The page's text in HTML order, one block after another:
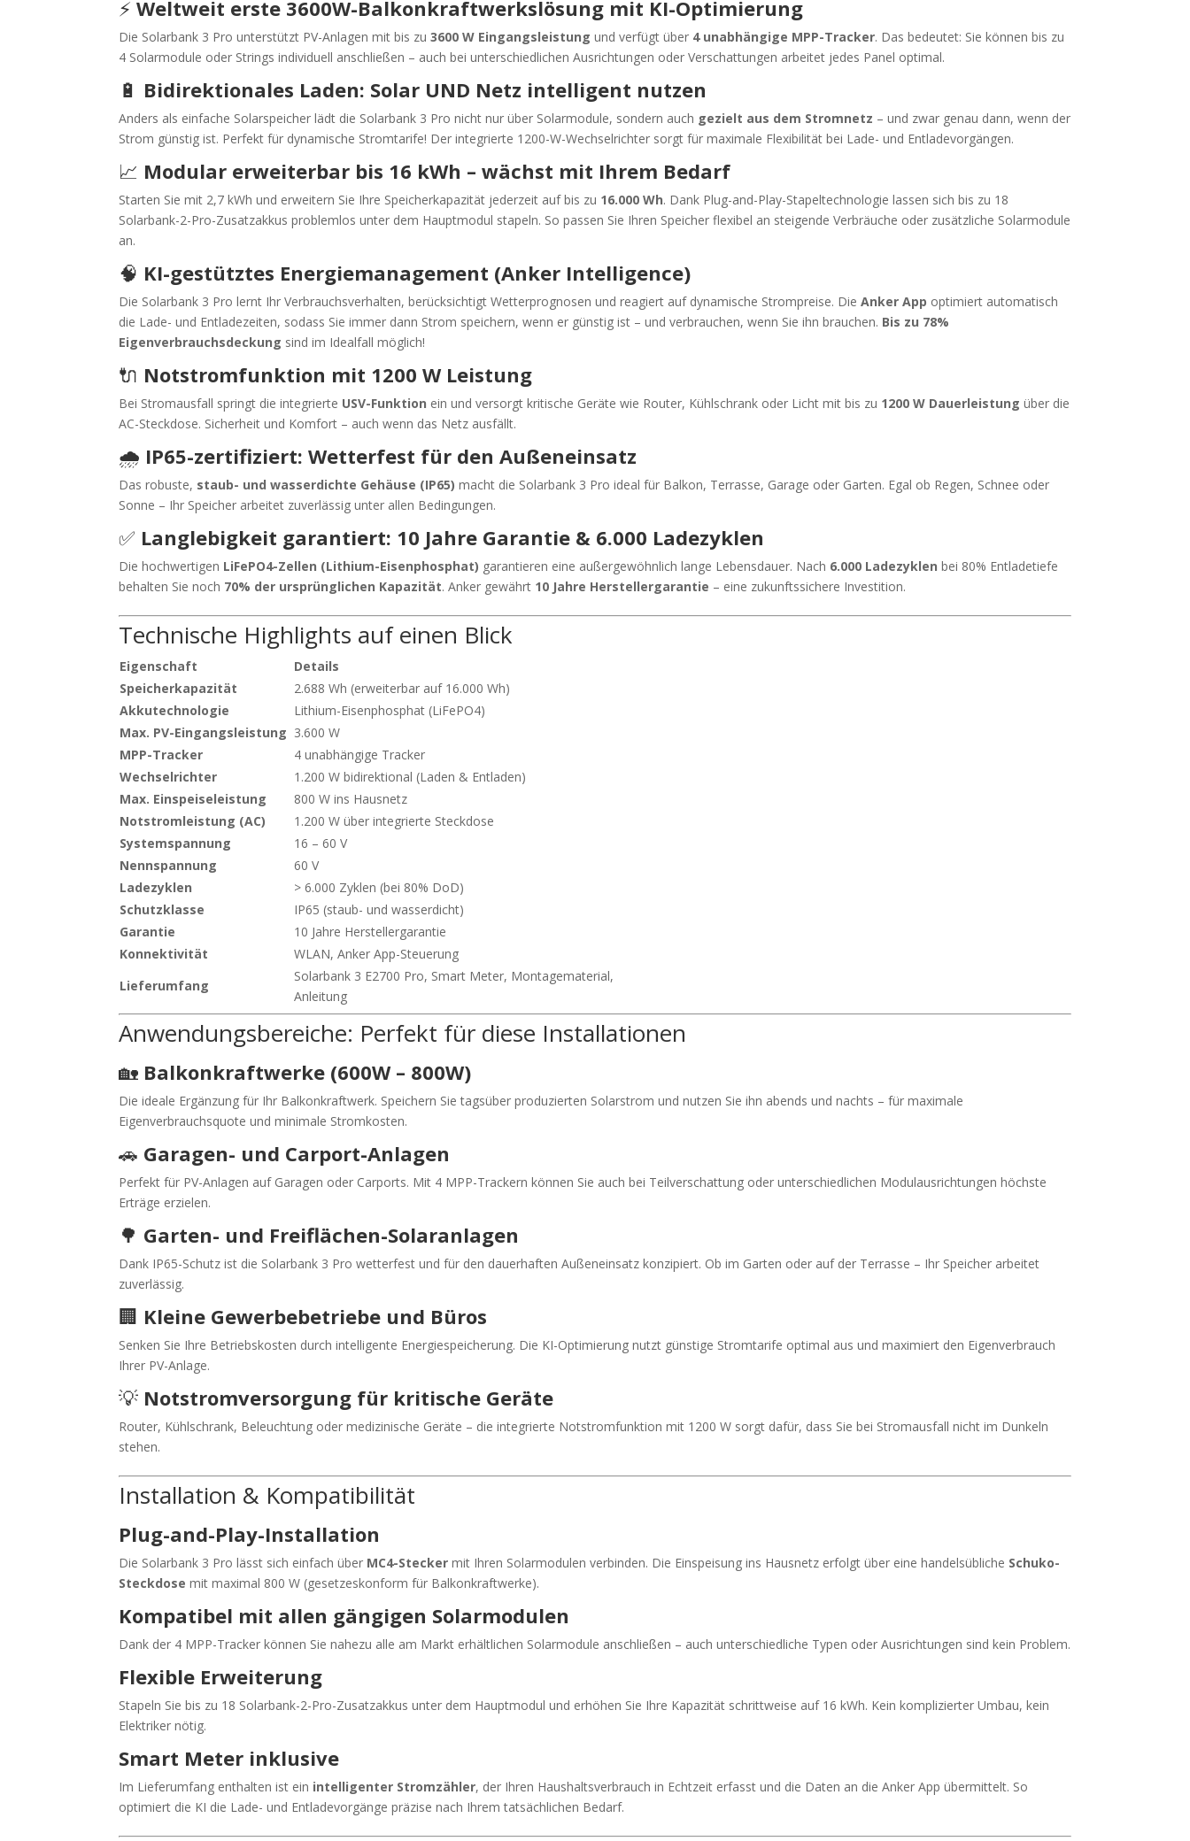
⚡Weltweit erste 3600W-Balkonkraftwerkslösung mit KI-Optimierung
Die Solarbank 3 Pro unterstützt PV-Anlagen mit bis zu3600 W Eingangsleistung und verfügt über 4 unabhängige MPP-Tracker. Das bedeutet: Sie können bis zu
4 Solarmodule oder Strings individuell anschließen – auch bei unterschiedlichen Ausrichtungen oder Verschattungen arbeitet jedes Panel optimal.
🔋 Bidirektionales Laden: Solar UND Netz intelligent nutzen
Anders als einfache Solarspeicher lädt die Solarbank 3 Pro nicht nur über Solarmodule, sondern auch gezielt aus dem Stromnetz – und zwar genau dann, wenn der
Strom günstig ist. Perfekt für dynamische Stromtarife! Der integrierte 1200-W-Wechselrichter sorgt für maximale Flexibilität bei Lade- und Entladevorgängen.
📈 Modular erweiterbar bis 16 kWh – wächst mit Ihrem Bedarf
Starten Sie mit 2,7 kWh und erweitern Sie Ihre Speicherkapazität jederzeit auf bis zu 16.000 Wh. Dank Plug-and-Play-Stapeltechnologie lassen sich bis zu 18
Solarbank-2-Pro-Zusatzakkus problemlos unter dem Hauptmodul stapeln. So passen Sie Ihren Speicher flexibel an steigende Verbräuche oder zusätzliche Solarmodule
an.
🧠 KI-gestütztes Energiemanagement (Anker Intelligence)
Die Solarbank 3 Pro lernt Ihr Verbrauchsverhalten, berücksichtigt Wetterprognosen und reagiert auf dynamische Strompreise. DieAnker App optimiert automatisch
die Lade- und Entladezeiten, sodass Sie immer dann Strom speichern, wenn er günstig ist – und verbrauchen, wenn Sie ihn brauchen. Bis zu 78%
Eigenverbrauchsdeckung sind im Idealfall möglich!
🔌 Notstromfunktion mit 1200 W Leistung
Bei Stromausfall springt die integrierte USV-Funktion ein und versorgt kritische Geräte wie Router, Kühlschrank oder Licht mit bis zu 1200 W Dauerleistung über die
AC-Steckdose. Sicherheit und Komfort – auch wenn das Netz ausfällt.
🌧️ IP65-zertifiziert: Wetterfest für den Außeneinsatz
Das robuste, staub- und wasserdichte Gehäuse (IP65) macht die Solarbank 3 Pro ideal für Balkon, Terrasse, Garage oder Garten. Egal ob Regen, Schnee oder
Sonne – Ihr Speicher arbeitet zuverlässig unter allen Bedingungen.
✅ Langlebigkeit garantiert: 10 Jahre Garantie & 6.000 Ladezyklen
Die hochwertigen LiFePO4-Zellen (Lithium-Eisenphosphat) garantieren eine außergewöhnlich lange Lebensdauer. Nach 6.000 Ladezyklen bei 80% Entladetiefe
behalten Sie noch 70% der ursprünglichen Kapazität. Anker gewährt 10 Jahre Herstellergarantie – eine zukunftssichere Investition.
Technische Highlights auf einen Blick
Eigenschaft
Details
Speicherkapazität
2.688 Wh (erweiterbar auf 16.000 Wh)
Akkutechnologie
Lithium-Eisenphosphat (LiFePO4)
Max. PV-Eingangsleistung 3.600 W
MPP-Tracker
4 unabhängige Tracker
Wechselrichter
1.200 W bidirektional (Laden & Entladen)
Max. Einspeiseleistung
800 W ins Hausnetz
Notstromleistung (AC)
1.200 W über integrierte Steckdose
Systemspannung
16 – 60 V
Nennspannung
60 V
Ladezyklen
> 6.000 Zyklen (bei 80% DoD)
Schutzklasse
IP65 (staub- und wasserdicht)
Garantie
10 Jahre Herstellergarantie
Konnektivität
WLAN, Anker App-Steuerung
Lieferumfang
Solarbank 3 E2700 Pro, Smart Meter, Montagematerial,
Anleitung
Anwendungsbereiche: Perfekt für diese Installationen
🏡 Balkonkraftwerke (600W – 800W)
Die ideale Ergänzung für Ihr Balkonkraftwerk. Speichern Sie tagsüber produzierten Solarstrom und nutzen Sie ihn abends und nachts – für maximale
Eigenverbrauchsquote und minimale Stromkosten.
🚗 Garagen- und Carport-Anlagen
Perfekt für PV-Anlagen auf Garagen oder Carports. Mit 4 MPP-Trackern können Sie auch bei Teilverschattung oder unterschiedlichen Modulausrichtungen höchste
Erträge erzielen.
🌳 Garten- und Freiflächen-Solaranlagen
Dank IP65-Schutz ist die Solarbank 3 Pro wetterfest und für den dauerhaften Außeneinsatz konzipiert. Ob im Garten oder auf der Terrasse – Ihr Speicher arbeitet
zuverlässig.
🏢 Kleine Gewerbebetriebe und Büros
Senken Sie Ihre Betriebskosten durch intelligente Energiespeicherung. Die KI-Optimierung nutzt günstige Stromtarife optimal aus und maximiert den Eigenverbrauch
Ihrer PV-Anlage.
💡 Notstromversorgung für kritische Geräte
Router, Kühlschrank, Beleuchtung oder medizinische Geräte – die integrierte Notstromfunktion mit 1200 W sorgt dafür, dass Sie bei Stromausfall nicht im Dunkeln
stehen.
Installation & Kompatibilität
Plug-and-Play-Installation
Die Solarbank 3 Pro lässt sich einfach über MC4-Stecker mit Ihren Solarmodulen verbinden. Die Einspeisung ins Hausnetz erfolgt über eine handelsübliche Schuko-
Steckdose mit maximal 800 W (gesetzeskonform für Balkonkraftwerke).
Kompatibel mit allen gängigen Solarmodulen
Dank der 4 MPP-Tracker können Sie nahezu alle am Markt erhältlichen Solarmodule anschließen – auch unterschiedliche Typen oder Ausrichtungen sind kein Problem.
Flexible Erweiterung
Stapeln Sie bis zu 18 Solarbank-2-Pro-Zusatzakkus unter dem Hauptmodul und erhöhen Sie Ihre Kapazität schrittweise auf 16 kWh. Kein komplizierter Umbau, kein
Elektriker nötig.
Smart Meter inklusive
Im Lieferumfang enthalten ist ein intelligenter Stromzähler, der Ihren Haushaltsverbrauch in Echtzeit erfasst und die Daten an die Anker App übermittelt. So
optimiert die KI die Lade- und Entladevorgänge präzise nach Ihrem tatsächlichen Bedarf.